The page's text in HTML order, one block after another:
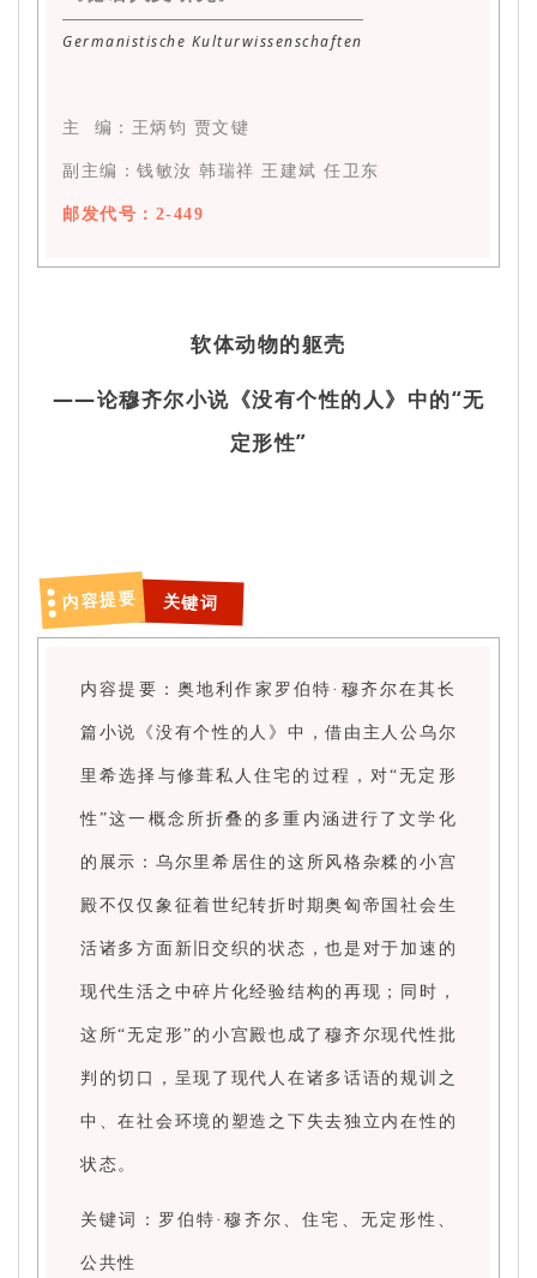
Germanistische Kulturwissenschaften
主 编：王炳钧 贾文键
副主编：钱敏汝 韩瑞祥 王建斌 任卫东
邮发代号：2-449
软体动物的躯壳
——论穆齐尔小说《没有个性的人》中的“无
定形性”
内容提要 关键词
内容提要：奥地利作家罗伯特·穆齐尔在其长
篇小说《没有个性的人》中，借由主人公乌尔
里希选择与修葺私人住宅的过程，对“无定形
性”这一概念所折叠的多重内涵进行了文学化
的展示：乌尔里希居住的这所风格杂糅的小宫
殿不仅仅象征着世纪转折时期奥匈帝国社会生
活诸多方面新旧交织的状态，也是对于加速的
现代生活之中碎片化经验结构的再现；同时，
这所“无定形”的小宫殿也成了穆齐尔现代性批
判的切口，呈现了现代人在诸多话语的规训之
中、在社会环境的塑造之下失去独立内在性的
状态。
关键词：罗伯特·穆齐尔、住宅、无定形性、
公共性